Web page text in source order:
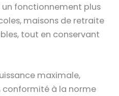
un fonctionnement plus
maisons de retraite
tout en conservant
maximale,
conformité à la norme